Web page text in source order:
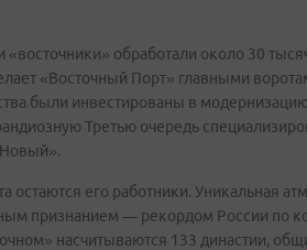
«восточники» обработали около 30
«Восточный Порт» главными
были инвестированы в
Третью очередь
остаются его работники. Уникальная
признанием — рекордом России по
насчитываются 133 династии,